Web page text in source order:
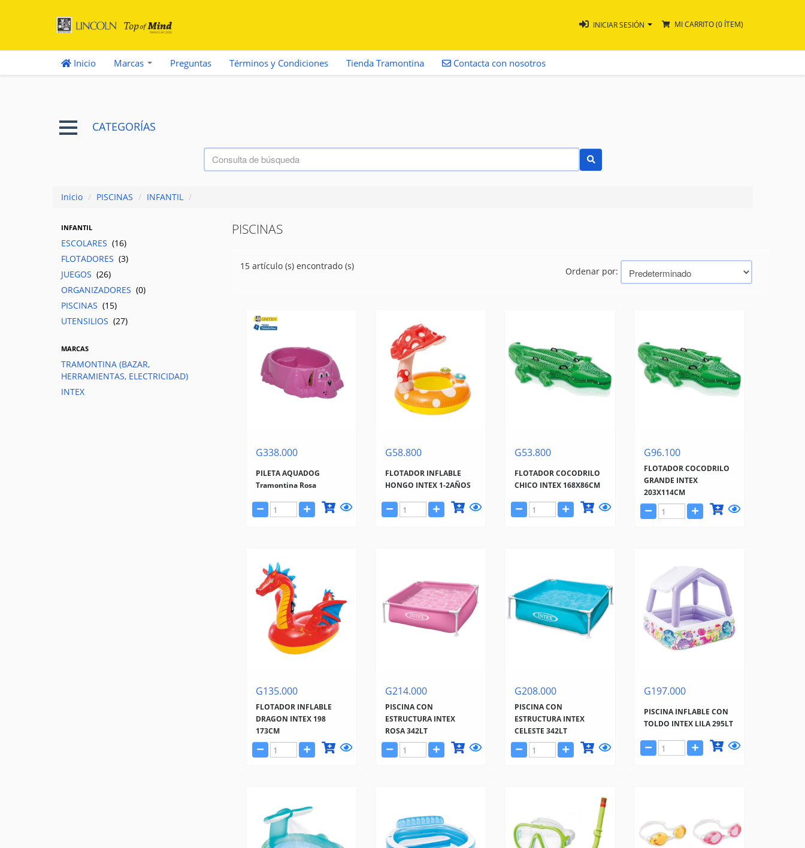
INICIAR SESIÓN MI CARRITO(0 ÍTEM)
Inicio Marcas Preguntas Términos y Condiciones Tienda Tramontina Contacta con nosotros
CATEGORÍAS
Inicio / PISCINAS / INFANTIL /
INFANTIL
ESCOLARES (16)
FLOTADORES (3)
JUEGOS (26)
ORGANIZADORES (0)
PISCINAS (15)
UTENSILIOS (27)
MARCAS
TRAMONTINA (BAZAR,
HERRAMIENTAS, ELECTRICIDAD)
INTEX
PISCINAS
15 artículo (s) encontrado (s) Ordenar por:
G338.000
PILETA AQUADOG
Tramontina Rosa
G58.800
FLOTADOR INFLABLE
HONGO INTEX 1-2AÑOS
G53.800
FLOTADOR COCODRILO
CHICO INTEX 168X86CM
G96.100
FLOTADOR COCODRILO
GRANDE INTEX
203X114CM
G135.000
FLOTADOR INFLABLE
DRAGON INTEX 198
173CM
G214.000
PISCINA CON
ESTRUCTURA INTEX
ROSA 342LT
G208.000
PISCINA CON
ESTRUCTURA INTEX
CELESTE 342LT
G197.000
PISCINA INFLABLE CON
TOLDO INTEX LILA 295LT